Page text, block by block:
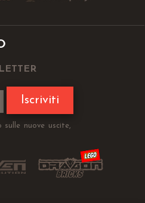
Iscriviti
nuove uscite,